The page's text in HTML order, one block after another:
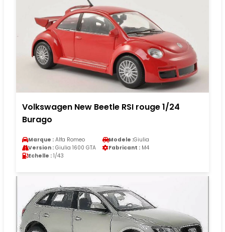
Volkswagen New Beetle RSI rouge 1/24
Burago
Marque : Alfa Romeo Modele :Giulia
Version : Giulia 1600 GTA Fabricant : M4
Echelle : 1/43